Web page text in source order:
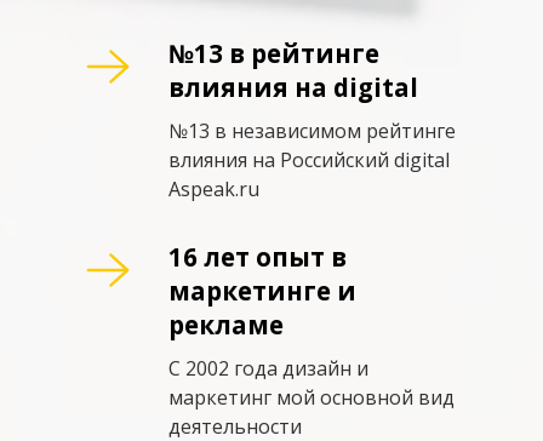
№13 в рейтинге
влияния на digital
№13 в независимом рейтинге
влияния на Российский digital
Aspeak.ru
16 лет опыт в
маркетинге и
рекламе
С 2002 года дизайн и
маркетинг мой основной вид
деятельности